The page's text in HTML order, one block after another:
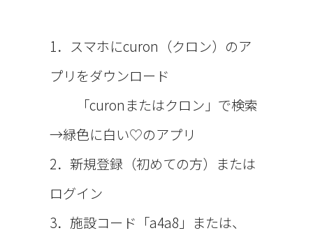
1．スマホにcuron（クロン）のア
プリをダウンロード
「curonまたはクロン」で検索
→緑色に白い♡のアプリ
2．新規登録（初めての方）または
ログイン
3．施設コード「a4a8」または、